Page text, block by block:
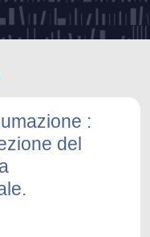
:
del